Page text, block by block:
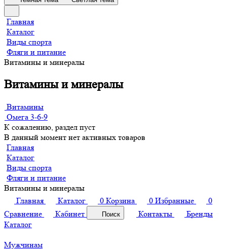
Главная
Каталог
Виды спорта
Фляги и питание
Витамины и минералы
Витамины и минералы
Витамины
Омега 3-6-9
К сожалению, раздел пуст
В данный момент нет активных товаров
Главная
Каталог
Виды спорта
Фляги и питание
Витамины и минералы
Главная
Каталог 0 Корзина 0 Избранные
0
Сравнение
Кабинет Поиск Контакты
Бренды
Каталог
Мужчинам